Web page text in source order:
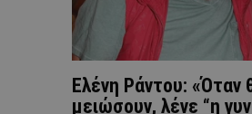
Ελένη Ράντου: «Όταν
μειώσουν, λένε “η